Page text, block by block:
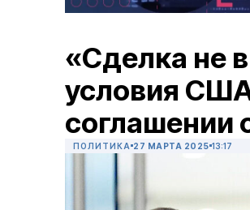
«Сделка не
условия
соглашении
ПОЛИТИКА 27 МАРТА 2025 13:17